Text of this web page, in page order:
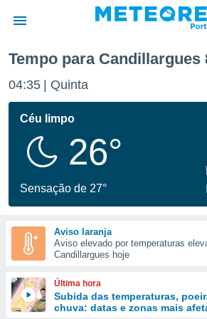
da
foi
fornecidas
a este
das
e
forma
digital
Tempo para Candillargues
04:35 Quinta
Céu limpo
26°
Sensação de 27°
Aviso laranja
Aviso elevado por temperaturas
Candillargues hoje
Última hora
Subida das temperaturas,
chuva: datas e zonas mais